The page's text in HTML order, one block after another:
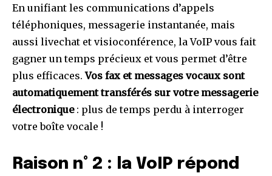
En unifiant les communications d’appels
téléphoniques, messagerie instantanée, mais
aussi livechat et visioconférence, la VoIP vous fait
gagner un temps précieux et vous permet d’être
plus efficaces.Vos fax et messages vocaux sont
automatiquement transférés sur votre messagerie
électronique: plus de temps perdu à interroger
votre boîte vocale !
Raison n° 2 : la VoIP répond